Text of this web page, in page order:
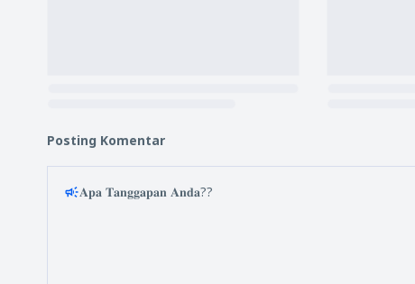
Posting Komentar
𝐀𝐩𝐚 𝐓𝐚𝐧𝐠𝐠𝐚𝐩𝐚𝐧 𝐀𝐧𝐝𝐚??